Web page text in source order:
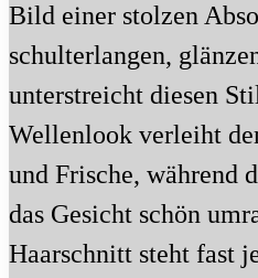
Bild einer stolzen
schulterlangen,
unterstreicht diesen
Wellenlook verleiht
und Frische, während
das Gesicht schön
Haarschnitt steht fast